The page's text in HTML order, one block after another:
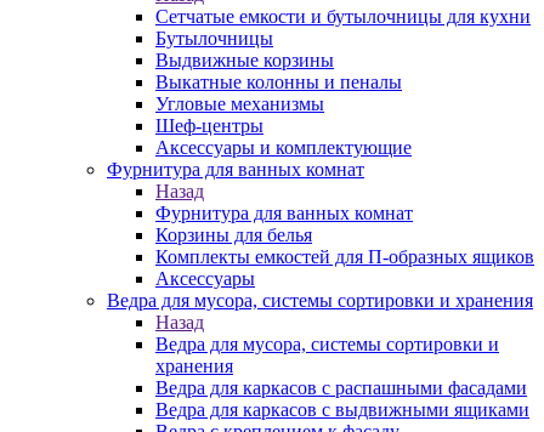
Сетчатые емкости и бутылочницы для кухни
Бутылочницы
Выдвижные корзины
Выкатные колонны и пеналы
Угловые механизмы
Шеф-центры
Аксессуары и комплектующие
Фурнитура для ванных комнат
Назад
Фурнитура для ванных комнат
Корзины для белья
Комплекты емкостей для П-образных ящиков
Аксессуары
Ведра для мусора, системы сортировки и хранения
Назад
Ведра для мусора, системы сортировки и
хранения
Ведра для каркасов с распашными фасадами
Ведра для каркасов с выдвижными ящиками